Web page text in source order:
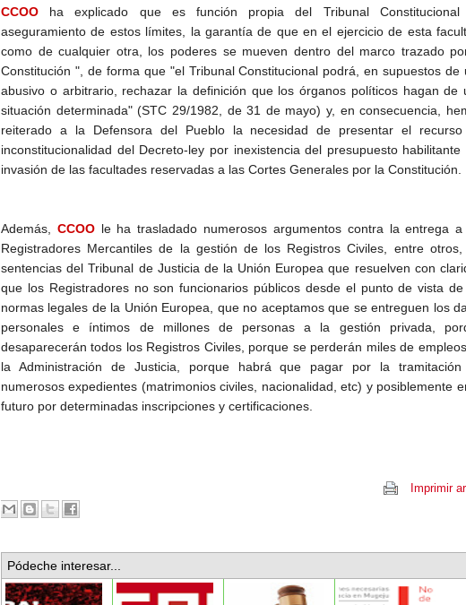
CCOO ha explicado que es función propia del Tribunal Constitucional
aseguramiento de estos límites, la garantía de que en el ejercicio de esta
como de cualquier otra, los poderes se mueven dentro del marco trazado
Constitución ", de forma que "el Tribunal Constitucional podrá, en supuestos de
abusivo o arbitrario, rechazar la definición que los órganos políticos hagan de
situación determinada" (STC 29/1982, de 31 de mayo) y, en consecuencia,
reiterado a la Defensora del Pueblo la necesidad de presentar el
inconstitucionalidad del Decreto-ley por inexistencia del presupuesto habilitante
invasión de las facultades reservadas a las Cortes Generales por la Constitución.
Además, CCOOle ha trasladado numerosos argumentos contra la entrega a
Registradores Mercantiles de la gestión de los Registros Civiles, entre
sentencias del Tribunal de Justicia de la Unión Europea que resuelven con
que los Registradores no son funcionarios públicos desde el punto de vista
normas legales de la Unión Europea, que no aceptamos que se entreguen los
personales e íntimos de millones de personas a la gestión privada,
desaparecerán todos los Registros Civiles, porque se perderán miles de
la Administración de Justicia, porque habrá que pagar por la
numerosos expedientes (matrimonios civiles, nacionalidad, etc) y posiblemente
futuro por determinadas inscripciones y certificaciones.
Imprimir
Pódeche interesar...